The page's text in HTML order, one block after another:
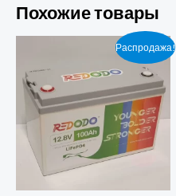
Похожие товары
Распродажа!